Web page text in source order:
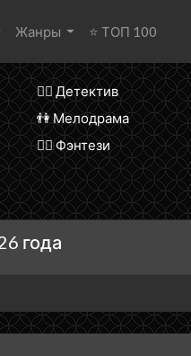
Жанры ⭐ ТОП 100
🕵️‍♂️ Детектив
👫 Мелодрама
🧝‍♂️ Фэнтези
года